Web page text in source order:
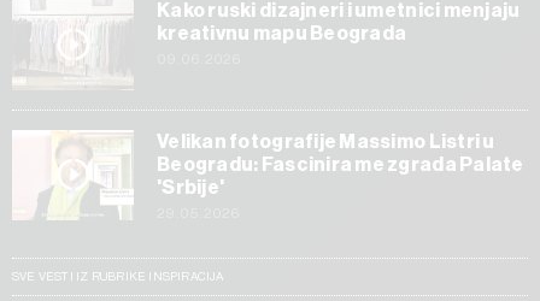
Kako ruski dizajneri i umetnici menjaju
kreativnu mapu Beograda
Velikan fotografije Massimo Listri u
Beogradu: Fascinira me zgrada Palate
'Srbije'
SVE VESTI IZ RUBRIKE INSPIRACIJA